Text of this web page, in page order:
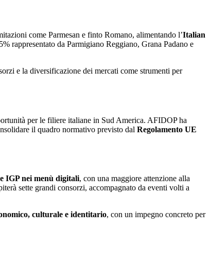
come Parmesan e finto Romano, alimentando l’Italian
rappresentato da Parmigiano Reggiano, Grana Padano e
e la diversificazione dei mercati come strumenti per
per le filiere italiane in Sud America. AFIDOP ha
il quadro normativo previsto dal Regolamento UE
IGP nei menù digitali, con una maggiore attenzione alla
sette grandi consorzi, accompagnato da eventi volti a
culturale e identitario, con un impegno concreto per